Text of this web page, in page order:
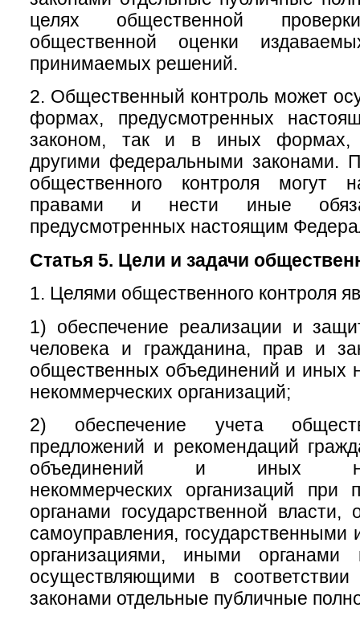
целях общественной
общественной оценки
принимаемых решений.
2. Общественный контроль может
формах, предусмотренных
законом, так и в иных формах,
другими федеральными законами.
общественного контроля могут
правами и нести иные
предусмотренных настоящим
Статья 5. Цели и задачи
1. Целями общественного контроля
1) обеспечение реализации и
человека и гражданина, прав и
общественных объединений и иных
некоммерческих организаций;
2) обеспечение учета
предложений и рекомендаций
объединений и иных
некоммерческих организаций при
органами государственной власти,
самоуправления,
организациями, иными органами
осуществляющими в
законами отдельные публичные